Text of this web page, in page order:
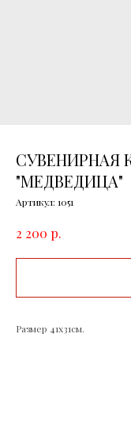
СУВЕНИРНАЯ
"МЕДВЕДИЦА"
Артикул: 1051
2 200 р.
Размер 41х31см.